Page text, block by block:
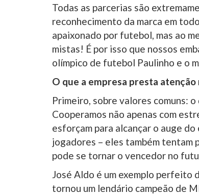
Todas as parcerias são
reconhecimento da marca em
apaixonado por futebol, mas ao
mistas! É por isso que nossos
olímpico de futebol Paulinho e o
O que a empresa presta
Primeiro, sobre valores comuns:
Cooperamos não apenas com
esforçam para alcançar o auge
jogadores – eles também tentam
pode se tornar o vencedor no
José Aldo é um exemplo
tornou um lendário campeão de